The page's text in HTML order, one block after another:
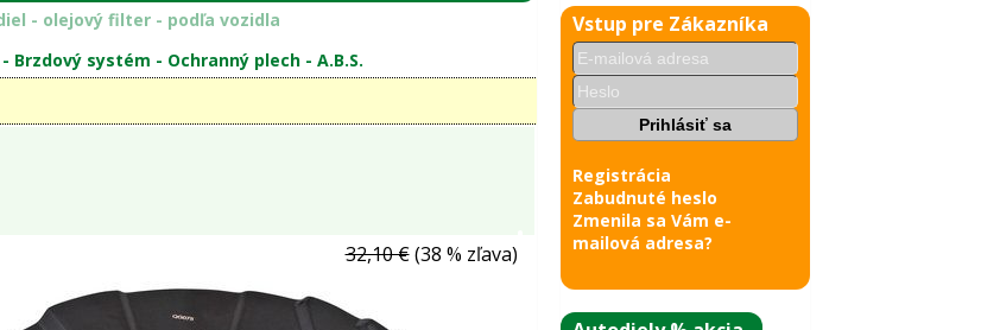
- olejový filter - podľa vozidla
Brzdový systém - Ochranný plech- A.B.S.
32,10 €(38 % zľava)
Vstup pre Zákazníka
Registrácia
Zabudnuté heslo
Zmenila sa Vám e-
mailová adresa?